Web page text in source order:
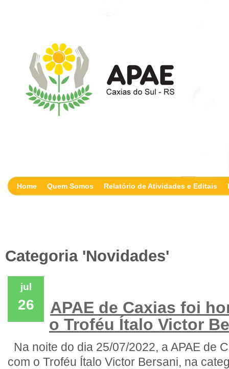
Home Quem Somos Relatório de Atividades e Editais
Categoria 'Novidades'
jul
26
APAE de Caxias foi
o Troféu Ítalo Victor
Na noite do dia 25/07/2022, a APAE de
com o Troféu Ítalo Victor Bersani, na